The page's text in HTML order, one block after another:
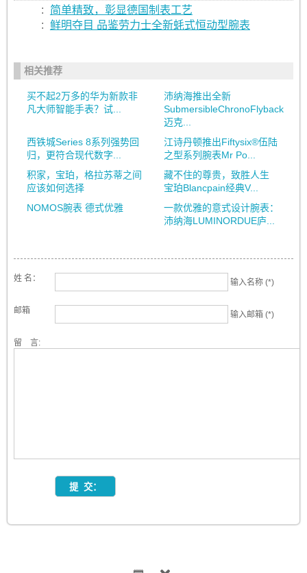
:
简单精致，彰显德国制表工艺
: 鲜明夺目 品鉴劳力士全新蚝式恒动型腕表
相关推荐
买不起2万多的华为新款非
凡大师智能手表？试...
沛纳海推出全新
SubmersibleChronoFlyback
迈克...
西铁城Series 8系列强势回
归，更符合现代数字...
江诗丹顿推出Fiftysix®伍陆
之型系列腕表Mr Po...
积家，宝珀，格拉苏蒂之间
应该如何选择
藏不住的尊贵，致胜人生
宝珀Blancpain经典V...
NOMOS腕表 德式优雅
一款优雅的意式设计腕表：
沛纳海LUMINORDUE庐...
姓 名： 输入名称 (*)
邮箱 输入邮箱 (*)
留 言: